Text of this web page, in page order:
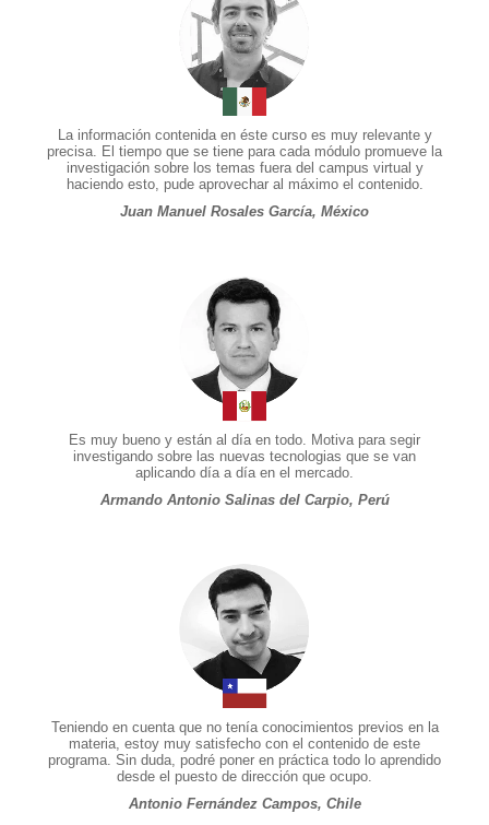
La información contenida en éste curso es muy relevante y
precisa. El tiempo que se tiene para cada módulo promueve la
investigación sobre los temas fuera del campus virtual y
haciendo esto, pude aprovechar al máximo el contenido.
Juan Manuel Rosales García, México
Es muy bueno y están al día en todo. Motiva para segir
investigando sobre las nuevas tecnologias que se van
aplicando día a día en el mercado.
Armando Antonio Salinas del Carpio, Perú
Teniendo en cuenta que no tenía conocimientos previos en la
materia, estoy muy satisfecho con el contenido de este
programa. Sin duda, podré poner en práctica todo lo aprendido
desde el puesto de dirección que ocupo.
Antonio Fernández Campos, Chile